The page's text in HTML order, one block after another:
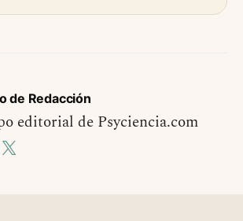
de Redacción
editorial de Psyciencia.com